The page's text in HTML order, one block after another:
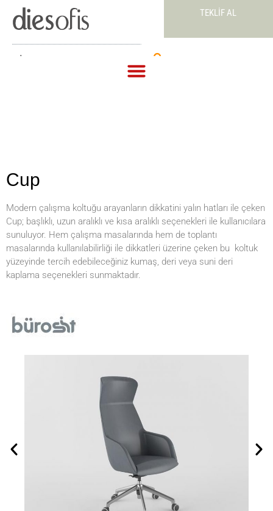
TEKLIF AL
Teklif Al
Cup
Modern çalışma koltuğu arayanların dikkatini yalın hatları ile çeken
Cup; başlıklı, uzun aralıklı ve kısa aralıklı seçenekleri ile kullanıcılara
sunuluyor. Hem çalışma masalarında hem de toplantı
masalarında kullanılabilirliği ile dikkatleri üzerine çeken bu koltuk
yüzeyinde tercih edebileceğiniz kumaş, deri veya suni deri
kaplama seçenekleri sunmaktadır.